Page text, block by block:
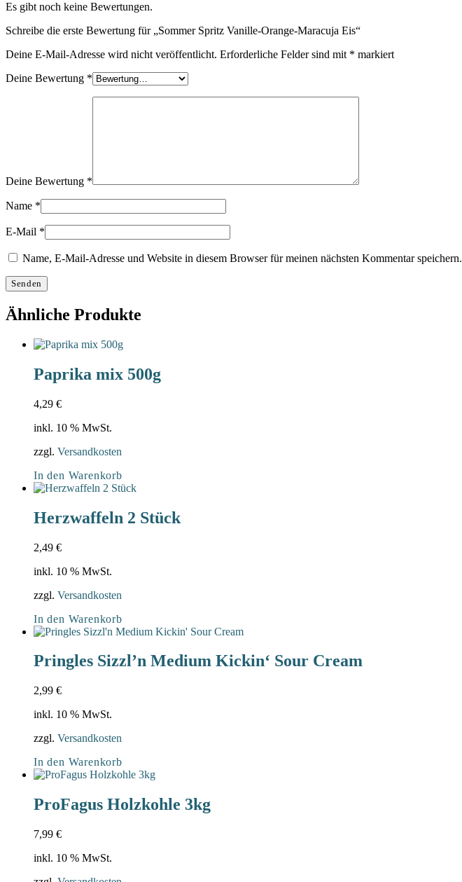
Es gibt noch keine Bewertungen.
Schreibe die erste Bewertung für „Sommer Spritz Vanille-Orange-Maracuja Eis“
Deine E-Mail-Adresse wird nicht veröffentlicht. Erforderliche Felder sind mit * markiert
Deine Bewertung *
Deine Bewertung *
Name *
E-Mail *
Name, E-Mail-Adresse und Website in diesem Browser für meinen nächsten Kommentar speichern.
Ähnliche Produkte
Paprika mix 500g
4,29 €
inkl. 10 % MwSt.
zzgl. Versandkosten
In den Warenkorb
Herzwaffeln 2 Stück
2,49 €
inkl. 10 % MwSt.
zzgl. Versandkosten
In den Warenkorb
Pringles Sizzl’n Medium Kickin‘ Sour Cream
2,99 €
inkl. 10 % MwSt.
zzgl. Versandkosten
In den Warenkorb
ProFagus Holzkohle 3kg
7,99 €
inkl. 10 % MwSt.